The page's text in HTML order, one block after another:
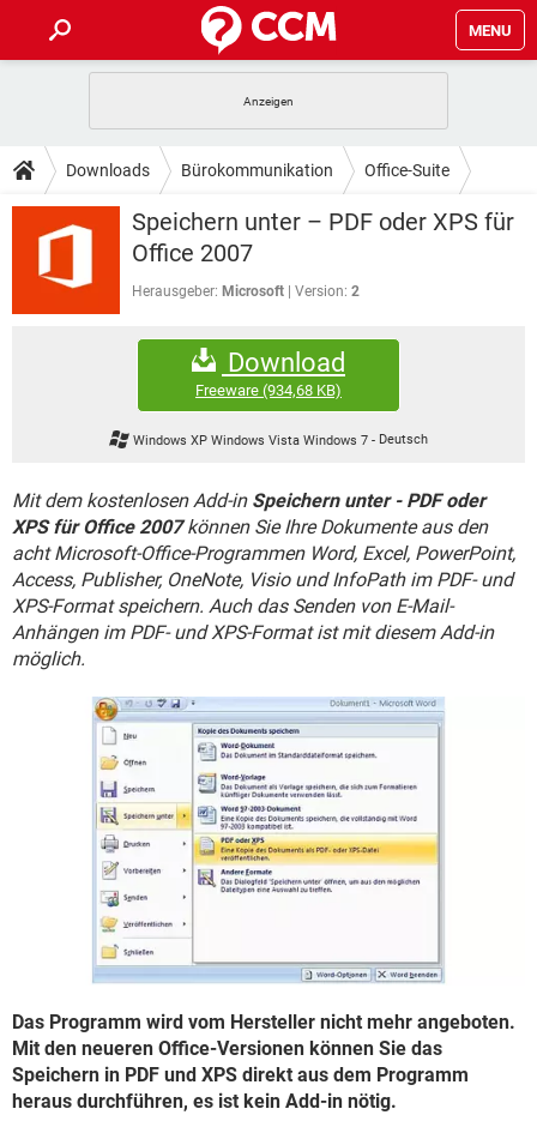
MENU
ANDROID IOS
INSTAGRAM
HARDWARE
TIPPS & TRICKS
SPIELE STREAMING
ANDROID
WINDOWS 10
HARDWARE
IOS
INSTAGRAM
TIKTOK
FORUM
IOS
INSTAGRAM
TIKTOK
STREAMING
WHATSAPP TIKTOK
FACEBOOK HARDWARE
Downloads Bürokommunikation Office-Suite
Speichern unter – PDF oder XPS für
Office 2007
Herausgeber: Microsoft Version: 2
Download
Freeware (934,68 KB)
Windows XP Windows Vista Windows 7- Deutsch
Mit dem kostenlosen Add-in Speichern unter - PDF oder
XPS für Office 2007können Sie Ihre Dokumente aus den
acht Microsoft-Office-Programmen Word, Excel, PowerPoint,
Access, Publisher, OneNote, Visio und InfoPath im PDF- und
XPS-Format speichern. Auch das Senden von E-Mail-
Anhängen im PDF- und XPS-Format ist mit diesem Add-in
möglich.
Das Programm wird vom Hersteller nicht mehr angeboten.
Mit den neueren Office-Versionen können Sie das
Speichern in PDF und XPS direkt aus dem Programm
heraus durchführen, es ist kein Add-in nötig.